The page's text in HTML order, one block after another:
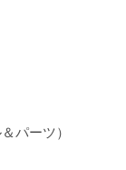
パーツ）